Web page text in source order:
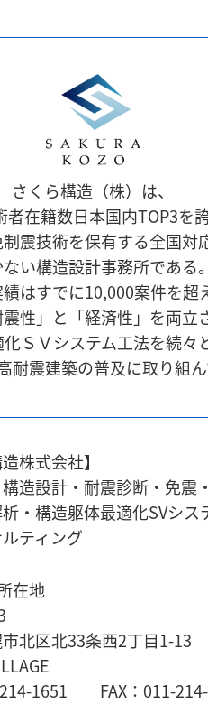
さくら構造（株）は、
者在籍数日本国内TOP3を
震技術を保有する全国対
い構造設計事務所である
はすでに10,000案件を超
性」と「経済性」を両立
ＳＶシステム工法を続々
耐震建築の普及に取り組
株式会社】
造設計・耐震診断・免震
・ 構造躯体最適化SVシス
ティング
在地
北区北33条西2丁目1-13
1651 FAX：011-